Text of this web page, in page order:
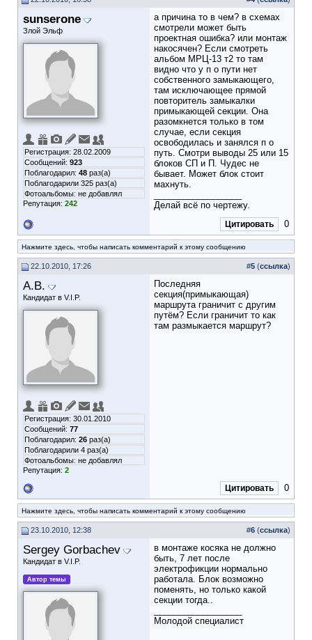
sunserone
Злой Эльф
Регистрация: 28.02.2009
Сообщений: 923
Поблагодарил: 48 раз(а)
Поблагодарили 325 раз(а)
Фотоальбомы: не добавлял
Репутация: 242
а причина то в чем? в схемах
смотрели может быть
проектная ошибка? или монтаж
накосячен? Если смотреть
альбом МРЦ-13 т2 то там
видно что у п о пути нет
собственного замыкающего,
там исключающее прямой
повторитель замыкалки
примыкающей секции. Она
разомкнется только в том
случае, если секция
освободилась и занялся п о
путь. Смотри выводы 25 или 15
блоков СП и П. Чудес не
бывает. Может блок стоит
махнуть.
Делай всё по чертежу.
Цитировать 0
Нажмите здесь, чтобы написать комментарий к этому сообщению
22.10.2010, 17:26 #5 (ссылка)
А.В.
Кандидат в V.I.P.
Регистрация: 30.01.2010
Сообщений: 77
Поблагодарил: 26 раз(а)
Поблагодарили 4 раз(а)
Фотоальбомы: не добавлял
Репутация: 2
Последняя
секция(примыкающая)
маршрута граничит с другим
путём? Если граничит то как
там размыкается маршрут?
Цитировать 0
Нажмите здесь, чтобы написать комментарий к этому сообщению
23.10.2010, 12:38 #6 (ссылка)
Sergey Gorbachev
Кандидат в V.I.P.
Автор темы
в монтаже косяка не должно
быть, 7 лет после
электрофикции нормально
работала. Блок возможно
поменять, но только какой
секции тогда..
Молодой специалист